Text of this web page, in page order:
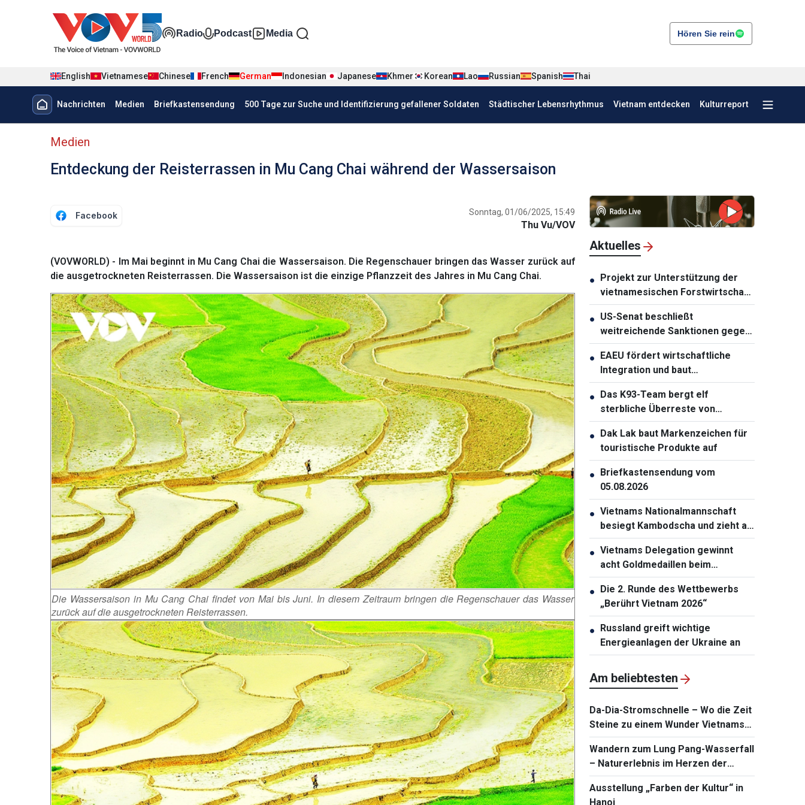
Đa phương tiện tiếng Đức
Radio Podcast Media Hören Sie rein
English Vietnamese Chinese French German Indonesian Japanese Khmer Korean Lao Russian Spanish Thai
Menu trang chủ tiếng Đức
Nachrichten Medien Briefkastensendung 500 Tage zur Suche und Identifizierung gefallener Soldaten Städtischer Lebensrhythmus Vietnam entdecken Kulturreport
menu phụ tiếng Đức
Medien
Entdeckung der Reisterrassen in Mu Cang Chai während der Wassersaison
Facebook Sonntag, 01/06/2025, 15:49
Thu Vu/VOV
(VOVWORLD) - Im Mai beginnt in Mu Cang Chai die Wassersaison. Die Regenschauer bringen das Wasser zurück auf
die ausgetrockneten Reisterrassen. Die Wassersaison ist die einzige Pflanzzeit des Jahres in Mu Cang Chai.
Die Wassersaison in Mu Cang Chai findet von Mai bis Juni. In diesem Zeitraum bringen die Regenschauer das Wasser
zurück auf die ausgetrockneten Reisterrassen.
Aktuelles
● Projekt zur Unterstützung der
vietnamesischen Forstwirtschaft
gestartet
● US-Senat beschließt
weitreichende Sanktionen gegen
Russland
● EAEU fördert wirtschaftliche
Integration und baut
Zusammenarbeit mit Partnern
aus
● Das K93-Team bergt elf
sterbliche Überreste von
Gefallenen in An Giang
● Dak Lak baut Markenzeichen für
touristische Produkte auf
● Briefkastensendung vom
05.08.2026
● Vietnams Nationalmannschaft
besiegt Kambodscha und zieht als
Gruppenerster ins Halbfinale ein
● Vietnams Delegation gewinnt
acht Goldmedaillen beim
Internationalen Musikfestival
● Die 2. Runde des Wettbewerbs
„Berührt Vietnam 2026“
● Russland greift wichtige
Energieanlagen der Ukraine an
Am beliebtesten
Da-Dia-Stromschnelle – Wo die Zeit
Steine zu einem Wunder Vietnams
stapelte
Wandern zum Lung Pang-Wasserfall
– Naturerlebnis im Herzen der
Berge
Ausstellung „Farben der Kultur“ in
Hanoi